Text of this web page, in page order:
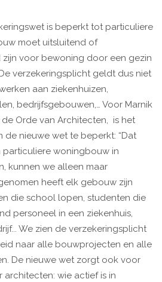
is beperkt tot particuliere
moet uitsluitend of
voor bewoning door een gezin
verzekeringsplicht geldt dus niet
aan ziekenhuizen,
bedrijfsgebouwen,… Voor Marnik
Orde van Architecten, is het
nieuwe wet te beperkt: “Dat
particuliere woningbouw in
kunnen we alleen maar
heeft elk gebouw zijn
die school lopen, studenten die
personeel in een ziekenhuis,
We zien de verzekeringsplicht
naar alle bouwprojecten en alle
De nieuwe wet zorgt ook voor
architecten: wie actief is in